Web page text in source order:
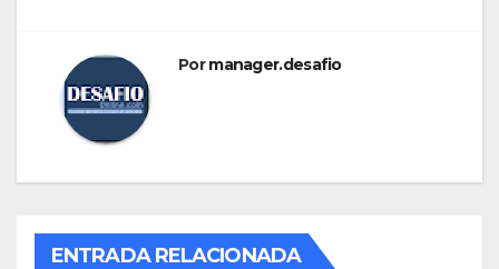
Pormanager.desafio
ENTRADA RELACIONADA